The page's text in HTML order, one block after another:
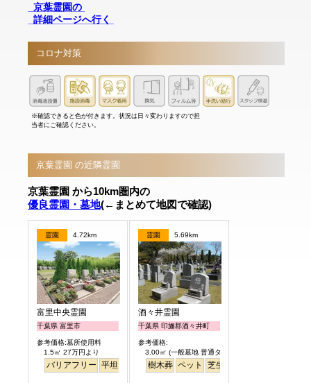
京葉霊園の
詳細ページへ行く
コロナ対策
※確認できると色が付きます。状況は日々変わりますので担
当者にご確認ください。
京葉霊園 の近隣霊園
京葉霊園 から10km圏内の
優良霊園・墓地(←まとめて地図で確認)
霊園 4.72km
富里中央霊園
千葉県 富里市
参考価格:墓所使用料
1.5㎡ 27万円より
バリアフリー 平坦
霊園 5.69km
酒々井霊園
千葉県 印旛郡酒々井町
参考価格:
3.00㎡ (一般墓地 普通タイプ) 25万円より
樹木葬 ペット 芝生